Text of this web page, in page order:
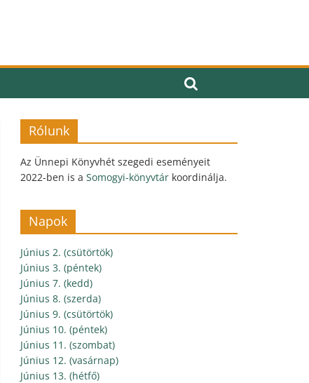
Rólunk
Az Ünnepi Könyvhét szegedi eseményeit
2022-ben is a Somogyi-könyvtár koordinálja.
Napok
Június 2. (csütörtök)
Június 3. (péntek)
Június 7. (kedd)
Június 8. (szerda)
Június 9. (csütörtök)
Június 10. (péntek)
Június 11. (szombat)
Június 12. (vasárnap)
Június 13. (hétfő)